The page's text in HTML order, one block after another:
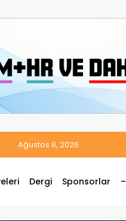
Tek Platformda Birleştirdi
Ağustos 8, 2026
Dergi Sponsorlar –